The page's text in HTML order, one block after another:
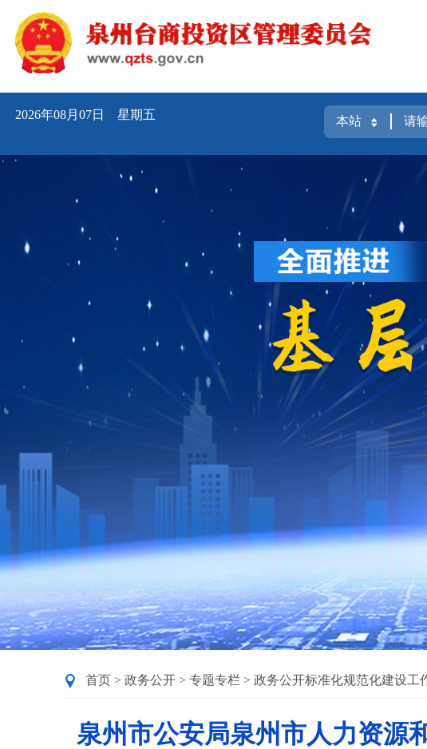
2026年08月07日 星期五
首页 > 政务公开 > 专题专栏 > 政务公开标准化规范化建设工
泉州市公安局泉州市人力资源